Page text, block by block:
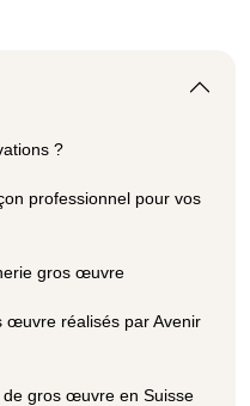
?
professionnel pour vos
gros œuvre
œuvre réalisés par Avenir
gros œuvre en Suisse